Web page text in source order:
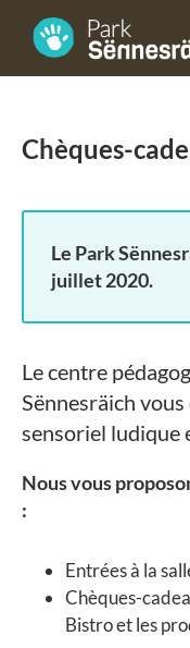
Chèques-
Le Park
juillet 2020.
Le centre
Sënnesräich
sensoriel ludique
Nous vous
:
Entrées à la
Chèques-
Bistro et les